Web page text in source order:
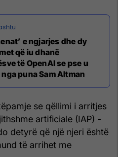
e ngjarjes dhe dy
që iu dhanë
të OpenAI se pse u
puna Sam Altman
se qëllimi i arritjes
artificiale (IAP) -
detyrë që një njeri është
të arrihet me